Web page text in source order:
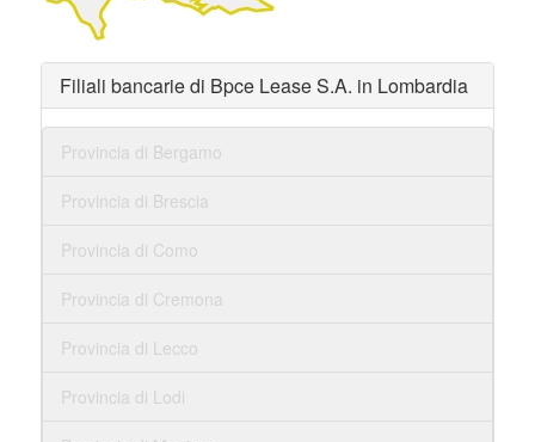
Filiali bancarie di Bpce Lease S.A. in Lombardia
Provincia di Bergamo
Provincia di Brescia
Provincia di Como
Provincia di Cremona
Provincia di Lecco
Provincia di Lodi